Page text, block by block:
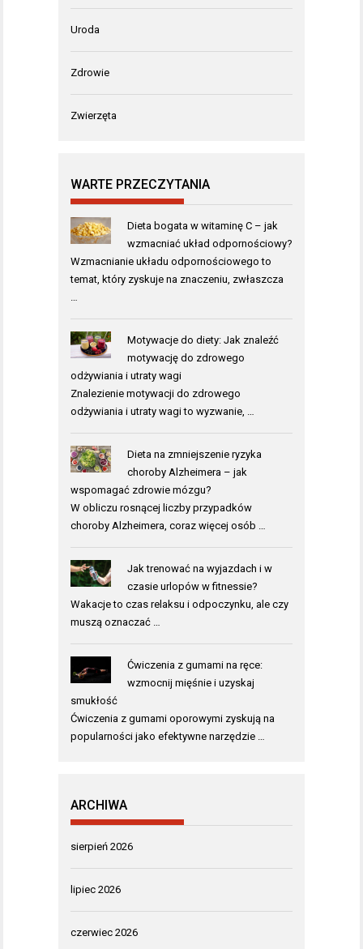
Uroda
Zdrowie
Zwierzęta
WARTE PRZECZYTANIA
Dieta bogata w witaminę C – jak
wzmacniać układ odpornościowy?
Wzmacnianie układu odpornościowego to
temat, który zyskuje na znaczeniu, zwłaszcza
…
Motywacje do diety: Jak znaleźć
motywację do zdrowego
odżywiania i utraty wagi
Znalezienie motywacji do zdrowego
odżywiania i utraty wagi to wyzwanie, …
Dieta na zmniejszenie ryzyka
choroby Alzheimera – jak
wspomagać zdrowie mózgu?
W obliczu rosnącej liczby przypadków
choroby Alzheimera, coraz więcej osób …
Jak trenować na wyjazdach i w
czasie urlopów w fitnessie?
Wakacje to czas relaksu i odpoczynku, ale czy
muszą oznaczać …
Ćwiczenia z gumami na ręce:
wzmocnij mięśnie i uzyskaj
smukłość
Ćwiczenia z gumami oporowymi zyskują na
popularności jako efektywne narzędzie …
ARCHIWA
sierpień 2026
lipiec 2026
czerwiec 2026